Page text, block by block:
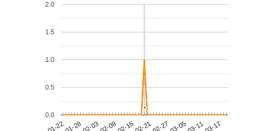
0.0
0.5
1.0
1.5
2.0
*
*